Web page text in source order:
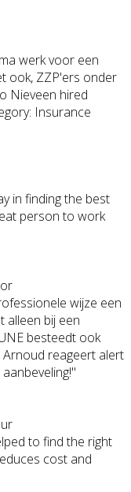
werk voor een
ook, ZZP'ers onder
Nieveen hired
Insurance
in finding the best
person to work
wijze een
alleen bij een
besteedt ook
reageert alert
to find the right
cost and